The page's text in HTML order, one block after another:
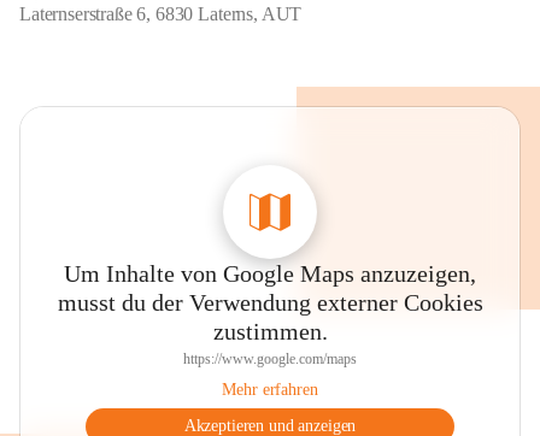
Laternserstraße 6, 6830 Laterns, AUT
Um Inhalte von Google Maps anzuzeigen,
musst du der Verwendung externer Cookies
zustimmen.
https://www.google.com/maps
Mehr erfahren
Akzeptieren und anzeigen